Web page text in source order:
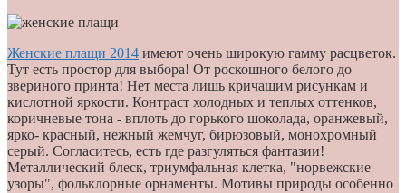
Женские плащи 2014 имеют очень широкую гамму расцветок.
Тут есть простор для выбора! От роскошного белого до
звериного принта! Нет места лишь кричащим рисункам и
кислотной яркости. Контраст холодных и теплых оттенков,
коричневые тона - вплоть до горького шоколада, оранжевый,
ярко- красный, нежный жемчуг, бирюзовый, монохромный
серый. Согласитесь, есть где разгуляться фантазии!
Металлический блеск, триумфальная клетка, "норвежские
узоры", фольклорные орнаменты. Мотивы природы особенно